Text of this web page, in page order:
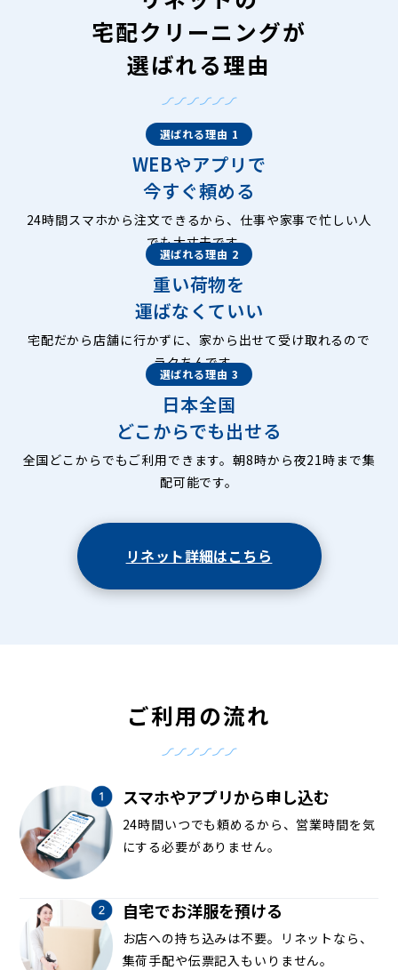
宅配クリーニングが
選ばれる理由
選ばれる理由 1
WEBやアプリで
今すぐ頼める
24時間スマホから注文できるから、仕事や家事で忙しい人
でも大丈夫です。
選ばれる理由 2
重い荷物を
運ばなくていい
宅配だから店舗に行かずに、家から出せて受け取れるので
ラクちんです。
選ばれる理由 3
日本全国
どこからでも出せる
全国どこからでもご利用できます。朝8時から夜21時まで集
配可能です。
リネット詳細はこちら
ご利用の流れ
スマホやアプリから申し込む
24時間いつでも頼めるから、営業時間を気
にする必要がありません。
自宅でお洋服を預ける
お店への持ち込みは不要。リネットなら、
集荷手配や伝票記入もいりません。